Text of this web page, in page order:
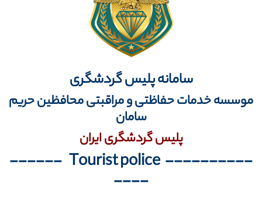
سامانه پلیس گردشگری
موسسه خدمات حفاظتی و مراقبتی محافظین حریم
سامان
پلیس گردشگری ایران
---------- Tourist police ------
----